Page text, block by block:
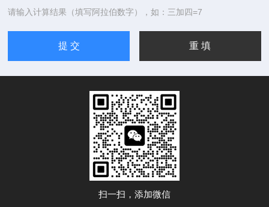
请输入计算结果（填写阿拉伯数字），如：三加四=7
扫一扫，添加微信